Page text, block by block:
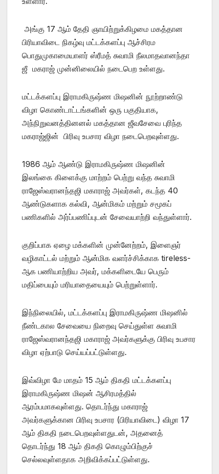
அங்கு 17 ஆம் தேதி ஞாயிற்றுக்கிழமை மகத்தான
பிரியாவிடை நிகழ்வு மட்டக்களப்பு ஆச்சிரம
பொதுமுகாமையாளர் ஸ்ரீமத் சுவாமி நீலமாதவானந்தா
ஜீ மகராஜ் முன்னிலையில் நடைபெற உள்ளது.
மட்டக்களப்பு இராமகிருஷ்ண மிஷனின் நூற்றாண்டு
விழா கொண்டாட்டங்களின் ஒரு பகுதியாக,
அந்நிறுவனத்தினனல் மகத்தான ஜீவசேவை புரிந்த
மகராஜ்ஜின் பிரிவு உபசார விழா நடைபெறவுள்ளது.
1986 ஆம் ஆண்டு இராமகிருஷ்ண மிஷனின்
இலங்கை கிளைக்கு மாற்றம் பெற்று வந்த சுவாமி
ராஜேஸ்வரானந்தஜி மகாராஜ் அவர்கள், கடந்த 40
ஆண்டுகளாக கல்வி, ஆன்மிகம் மற்றும் சமூகப்
பணிகளில் அர்ப்பணிப்புடன் சேவையாற்றி வந்துள்ளார்.
குறிப்பாக ஏழை மக்களின் முன்னேற்றம், இளைஞர்
வழிகாட்டல் மற்றும் ஆன்மிக வளர்ச்சிக்காக tireless-
ஆக பணியாற்றிய அவர், மக்களிடையே பெரும்
மதிப்பையும் மரியாதையையும் பெற்றுள்ளார்.
இந்நிலையில், மட்டக்களப்பு இராமகிருஷ்ண மிஷனில்
நீண்டகால சேவையை நிறைவு செய்துள்ள சுவாமி
ராஜேஸ்வரானந்தஜி மகாராஜ் அவர்களுக்கு பிரிவு உபசார
விழா ஏற்பாடு செய்யப்பட்டுள்ளது.
இவ்விழா மே மாதம் 15 ஆம் திகதி மட்டக்களப்பு
இராமகிருஷ்ண மிஷன் ஆசிரமத்தில்
ஆரம்பமாகவுள்ளது. தொடர்ந்து மகாராஜ்
அவர்களுக்கான பிரிவு உபசார (பிரியாவிடை) விழா 17
ஆம் திகதி நடைபெறவுள்ளதுடன், அதனைத்
தொடர்ந்து 18 ஆம் திகதி கொழும்பிற்குச்
செல்லவுள்ளதாக அறிவிக்கப்பட்டுள்ளது.